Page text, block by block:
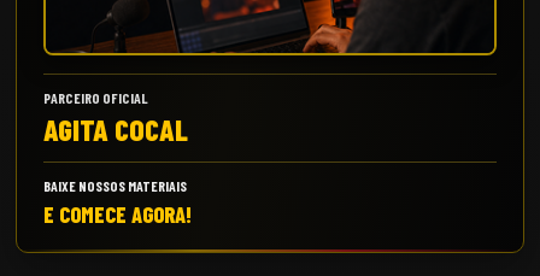
PARCEIRO OFICIAL
AGITA COCAL
BAIXE NOSSOS MATERIAIS
E COMECE AGORA!